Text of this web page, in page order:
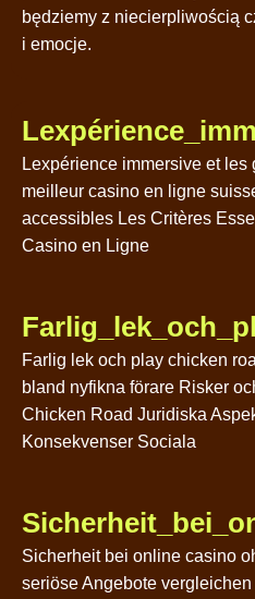
będziemy z niecierpliwością
i emocje.
Lexpérience immersive et
meilleur casino en ligne
accessibles Les Critères
Casino en Ligne
Farlig lek och play chicken
bland nyfikna förare Risker
Chicken Road Juridiska
Konsekvenser Sociala
Sicherheit bei online casino
seriöse Angebote